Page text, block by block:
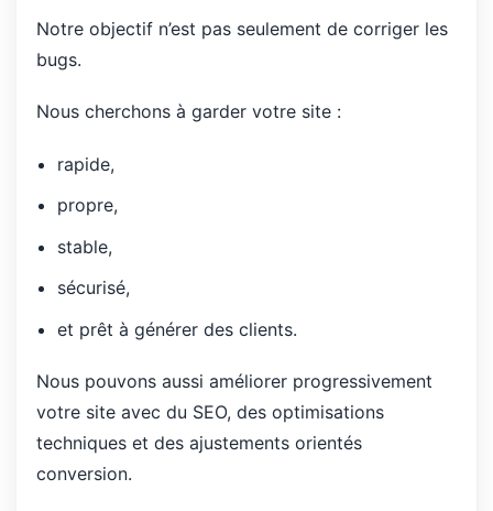
Notre objectif n’est pas seulement de corriger les
bugs.
Nous cherchons à garder votre site :
rapide,
propre,
stable,
sécurisé,
et prêt à générer des clients.
Nous pouvons aussi améliorer progressivement
votre site avec du SEO, des optimisations
techniques et des ajustements orientés
conversion.